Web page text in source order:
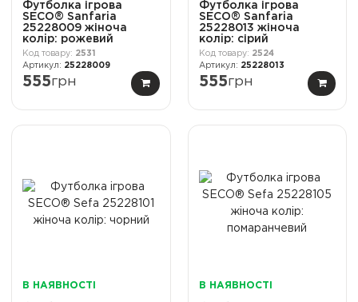
Футболка ігрова
SECO® Sanfaria
25228009 жіноча
колiр: рожевий
2531
25228009
555грн
Футболка ігрова
SECO® Sanfaria
25228013 жіноча
колiр: сірий
2524
25228013
555грн
В НАЯВНОСТІ В НАЯВНОСТІ